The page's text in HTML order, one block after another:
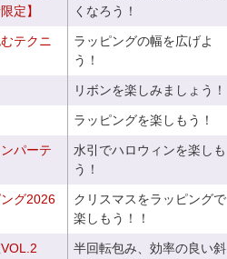
定】
くなろう！
テクニ
ラッピングの幅を広げよ
う！
リボンを楽しみましょう！
ラッピングを楽しもう！
パーテ
水引でハロウィンを楽しも
う！
グ2026
クリスマスをラッピングで
楽しもう！！
半回転包み、効率の良い斜